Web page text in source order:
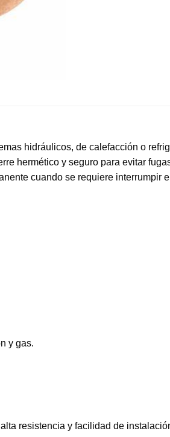
hidráulicos, de calefacción o
hermético y seguro para evitar
cuando se requiere interrumpir
y gas.
resistencia y facilidad de